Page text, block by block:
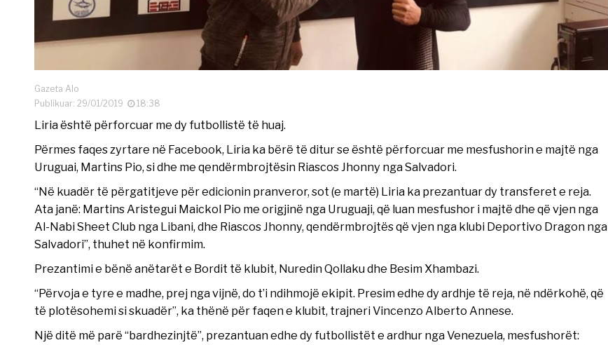
Gazeta Alo
Publikuar: 29/01/2019
18:38
Liria është përforcuar me dy futbollistë të huaj.
Përmes faqes zyrtare në Facebook, Liria ka bërë të ditur se është përforcuar me mesfushorin e majtë nga
Uruguai, Martins Pio, si dhe me qendërmbrojtësin Riascos Jhonny nga Salvadori.
“Në kuadër të përgatitjeve për edicionin pranveror, sot (e martë) Liria ka prezantuar dy transferet e reja.
Ata janë: Martins Aristegui Maickol Pio me origjinë nga Uruguaji, që luan mesfushor i majtë dhe që vjen nga
Al-Nabi Sheet Club nga Libani, dhe Riascos Jhonny, qendërmbrojtës që vjen nga klubi Deportivo Dragon nga
Salvadori”, thuhet në konfirmim.
Prezantimi e bënë anëtarët e Bordit të klubit, Nuredin Qollaku dhe Besim Xhambazi.
“Përvoja e tyre e madhe, prej nga vijnë, do t’i ndihmojë ekipit. Presim edhe dy ardhje të reja, në ndërkohë, që
të plotësohemi si skuadër”, ka thënë për faqen e klubit, trajneri Vincenzo Alberto Annese.
Një ditë më parë “bardhezinjtë”, prezantuan edhe dy futbollistët e ardhur nga Venezuela, mesfushorët: